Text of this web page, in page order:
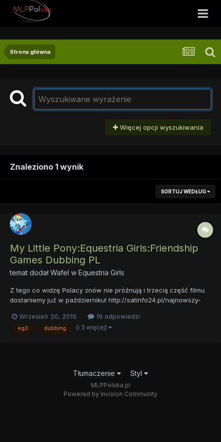
Strona główna
Więcej opcji wyszukiwania
Znaleziono 1 wynik
SORTUJ WEDŁUG
My Little Pony:Equestria Girls:Friendship
Games Dubbing PL
temat dodałWafel w Equestria Girls
Z tego co widzę Polacy znów nie próżnują i trzecią część filmu
dostaniemy już w październiku! http://satinfo24.pl/najnowszy-
strasznie przeszkadza,bo kończę lekcje o 14:50 ,oby były
powtórki I mamy jeszcze oficjalny trailer:
Wrzesień 20, 2015 19 odpowiedzi
eg3 dubbing (i 3 więcej)
Tłumaczenie Styl
MLPPolska.pl
Powered by Invision Community